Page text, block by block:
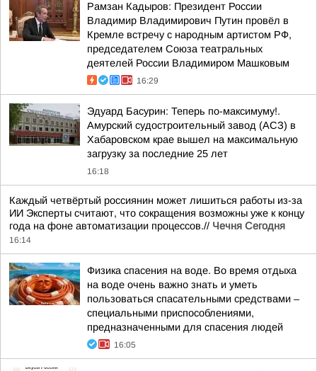
Рамзан Кадыров: Президент России
Владимир Владимирович Путин провёл в
Кремле встречу с народным артистом РФ,
председателем Союза театральных
деятелей России Владимиром Машковым
16:29
Эдуард Басурин: Теперь по-максимуму!.
Амурский судостроительный завод (АСЗ) в
Хабаровском крае вышел на максимальную
загрузку за последние 25 лет
16:18
Каждый четвёртый россиянин может лишиться работы из-за
ИИ Эксперты считают, что сокращения возможны уже к концу
года на фоне автоматизации процессов.// Чечня Сегодня
16:14
Физика спасения на воде. Во время отдыха
на воде очень важно знать и уметь
пользоваться спасательными средствами –
специальными приспособлениями,
предназначенными для спасения людей
16:05